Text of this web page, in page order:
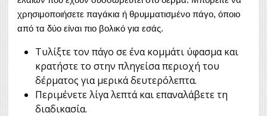
χρησιμοποιήσετε παγάκια ή θρυμματισμένο πάγο, όποιο
από τα δύο είναι πιο βολικό για εσάς.
Τυλίξτε τον πάγο σε ένα κομμάτι ύφασμα και
κρατήστε το στην πληγείσα περιοχή του
δέρματος για μερικά δευτερόλεπτα.
Περιμένετε λίγα λεπτά και επαναλάβετε τη
διαδικασία.